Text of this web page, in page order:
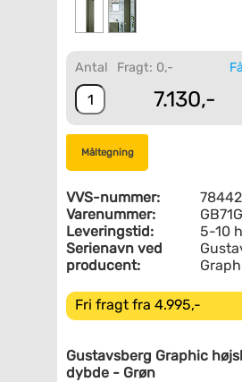
Antal Fragt: 0,-
7.130,-
Måltegning
VVS-nummer:
Varenummer:
Leveringstid:
5-10
Serienavn ved
producent:
Fri fragt fra 4.995,-
Gustavsberg Graphic
dybde - Grøn